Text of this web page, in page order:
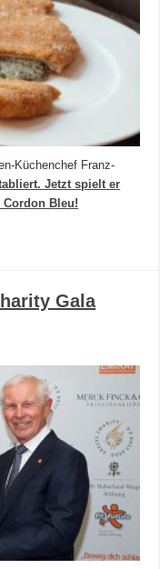
Küchenchef Franz-
Jetzt spielt er
Bleu!
Gala